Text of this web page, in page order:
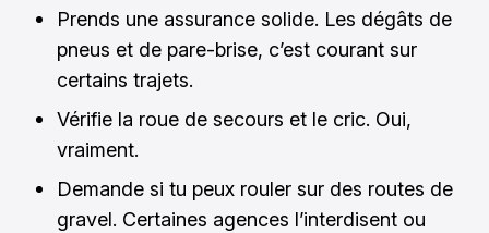
Prends une assurance solide. Les dégâts de
pneus et de pare-brise, c’est courant sur
certains trajets.
Vérifie la roue de secours et le cric. Oui,
vraiment.
Demande si tu peux rouler sur des routes de
gravel. Certaines agences l’interdisent ou